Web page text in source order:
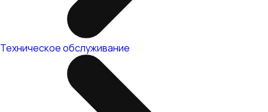
Техническое обслуживание